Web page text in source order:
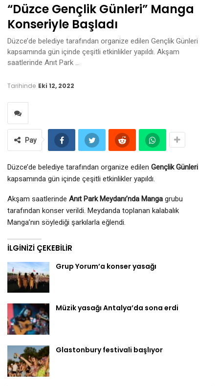
“Düzce Gençlik Günleri” Manga
Konseriyle Başladı
Düzce’de belediye tarafından organize edilen Gençlik Günleri
kapsamında gün içinde çeşitli etkinlikler yapıldı. Akşam
saatlerinde Anıt Park …
Tarihinde Eki 12, 2022
Pay
Düzce’de belediye tarafından organize edilen Gençlik Günleri
kapsamında gün içinde çeşitli etkinlikler yapıldı.
Akşam saatlerinde Anıt Park Meydanı’nda Manga grubu
tarafından konser verildi. Meydanda toplanan kalabalık
Manga’nın söylediği şarkılarla eğlendi.
İLGINIZI ÇEKEBILIR
Grup Yorum’a konser yasağı
Müzik yasağı Antalya’da sona erdi
Glastonbury festivali başlıyor